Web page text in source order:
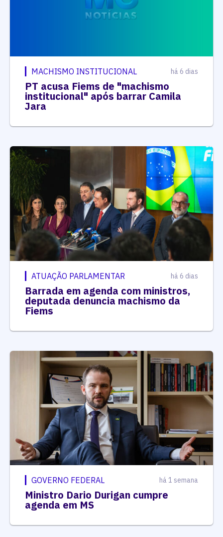
MACHISMO INSTITUCIONAL há 6 dias
PT acusa Fiems de "machismo
institucional" após barrar Camila
Jara
ATUAÇÃO PARLAMENTAR há 6 dias
Barrada em agenda com ministros,
deputada denuncia machismo da
Fiems
GOVERNO FEDERAL há 1 semana
Ministro Dario Durigan cumpre
agenda em MS